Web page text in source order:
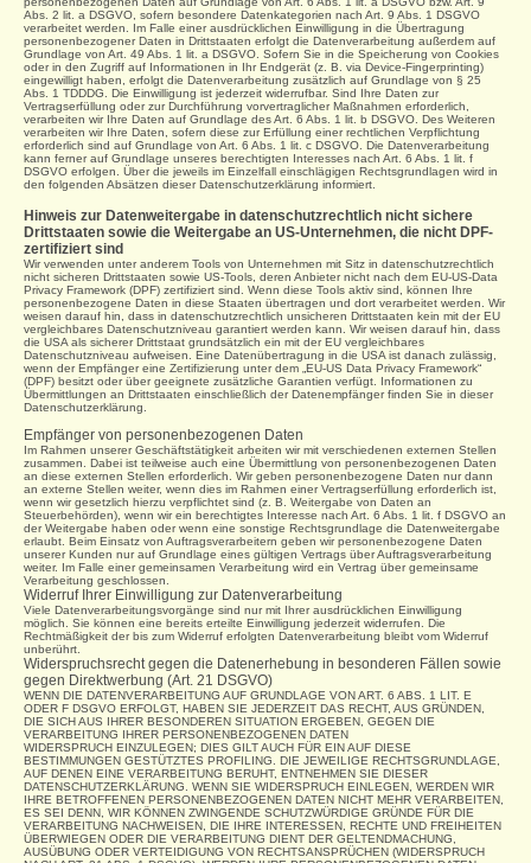
Abs. 2 lit. a DSGVO, sofern besondere Datenkategorien nach Art. 9 Abs. 1 DSGVO
verarbeitet werden. Im Falle einer ausdrücklichen Einwilligung in die Übertragung
personenbezogener Daten in Drittstaaten erfolgt die Datenverarbeitung außerdem auf
Grundlage von Art. 49 Abs. 1 lit. a DSGVO. Sofern Sie in die Speicherung von Cookies
oder in den Zugriff auf Informationen in Ihr Endgerät (z. B. via Device-Fingerprinting)
eingewilligt haben, erfolgt die Datenverarbeitung zusätzlich auf Grundlage von § 25
Abs. 1 TDDDG. Die Einwilligung ist jederzeit widerrufbar. Sind Ihre Daten zur
Vertragserfüllung oder zur Durchführung vorvertraglicher Maßnahmen erforderlich,
verarbeiten wir Ihre Daten auf Grundlage des Art. 6 Abs. 1 lit. b DSGVO. Des Weiteren
verarbeiten wir Ihre Daten, sofern diese zur Erfüllung einer rechtlichen Verpflichtung
erforderlich sind auf Grundlage von Art. 6 Abs. 1 lit. c DSGVO. Die Datenverarbeitung
kann ferner auf Grundlage unseres berechtigten Interesses nach Art. 6 Abs. 1 lit. f
DSGVO erfolgen. Über die jeweils im Einzelfall einschlägigen Rechtsgrundlagen wird in
den folgenden Absätzen dieser Datenschutzerklärung informiert.
Hinweis zur Datenweitergabe in datenschutzrechtlich nicht sichere
Drittstaaten sowie die Weitergabe an US-Unternehmen, die nicht DPF-
zertifiziert sind
Wir verwenden unter anderem Tools von Unternehmen mit Sitz in datenschutzrechtlich
nicht sicheren Drittstaaten sowie US-Tools, deren Anbieter nicht nach dem EU-US-Data
Privacy Framework (DPF) zertifiziert sind. Wenn diese Tools aktiv sind, können Ihre
personenbezogene Daten in diese Staaten übertragen und dort verarbeitet werden. Wir
weisen darauf hin, dass in datenschutzrechtlich unsicheren Drittstaaten kein mit der EU
vergleichbares Datenschutzniveau garantiert werden kann. Wir weisen darauf hin, dass
die USA als sicherer Drittstaat grundsätzlich ein mit der EU vergleichbares
Datenschutzniveau aufweisen. Eine Datenübertragung in die USA ist danach zulässig,
wenn der Empfänger eine Zertifizierung unter dem „EU-US Data Privacy Framework“
(DPF) besitzt oder über geeignete zusätzliche Garantien verfügt. Informationen zu
Übermittlungen an Drittstaaten einschließlich der Datenempfänger finden Sie in dieser
Datenschutzerklärung.
Empfänger von personenbezogenen Daten
Im Rahmen unserer Geschäftstätigkeit arbeiten wir mit verschiedenen externen Stellen
zusammen. Dabei ist teilweise auch eine Übermittlung von personenbezogenen Daten
an diese externen Stellen erforderlich. Wir geben personenbezogene Daten nur dann
an externe Stellen weiter, wenn dies im Rahmen einerVertragserfüllung erforderlich ist,
wenn wir gesetzlich hierzu verpflichtet sind (z. B. Weitergabe von Daten an
Steuerbehörden), wenn wir ein berechtigtes Interesse nach Art. 6 Abs. 1 lit. f DSGVO an
der Weitergabe haben oder wenn eine sonstige Rechtsgrundlage die Datenweitergabe
erlaubt. Beim Einsatz von Auftragsverarbeitern geben wir personenbezogene Daten
unserer Kunden nur auf Grundlage eines gültigen Vertrags über Auftragsverarbeitung
weiter. Im Falle einer gemeinsamen Verarbeitung wird ein Vertrag über gemeinsame
Verarbeitung geschlossen.
Widerruf Ihrer Einwilligung zur Datenverarbeitung
Viele Datenverarbeitungsvorgänge sind nur mit Ihrer ausdrücklichen Einwilligung
möglich. Sie können eine bereits erteilte Einwilligung jederzeit widerrufen. Die
Rechtmäßigkeit der bis zum Widerruf erfolgten Datenverarbeitung bleibt vom Widerruf
unberührt.
Widerspruchsrecht gegen die Datenerhebung in besonderen Fällen sowie
gegen Direktwerbung (Art. 21 DSGVO)
WENN DIE DATENVERARBEITUNG AUF GRUNDLAGE VON ART. 6 ABS. 1 LIT. E
ODER F DSGVO ERFOLGT, HABEN SIE JEDERZEIT DAS RECHT, AUS GRÜNDEN,
DIE SICH AUS IHRER BESONDEREN SITUATION ERGEBEN, GEGEN DIE
VERARBEITUNG IHRER PERSONENBEZOGENEN DATEN
WIDERSPRUCH EINZULEGEN; DIES GILT AUCH FÜR EIN AUF DIESE
BESTIMMUNGEN GESTÜTZTES PROFILING. DIE JEWEILIGE RECHTSGRUNDLAGE,
AUF DENEN EINE VERARBEITUNG BERUHT, ENTNEHMEN SIE DIESER
DATENSCHUTZERKLÄRUNG. WENN SIE WIDERSPRUCH EINLEGEN, WERDEN WIR
IHRE BETROFFENEN PERSONENBEZOGENEN DATEN NICHT MEHR VERARBEITEN,
ES SEI DENN, WIR KÖNNEN ZWINGENDE SCHUTZWÜRDIGE GRÜNDE FÜR DIE
VERARBEITUNG NACHWEISEN, DIE IHRE INTERESSEN, RECHTE UND FREIHEITEN
ÜBERWIEGEN ODER DIE VERARBEITUNG DIENT DER GELTENDMACHUNG,
AUSÜBUNG ODER VERTEIDIGUNG VON RECHTSANSPRÜCHEN (WIDERSPRUCH